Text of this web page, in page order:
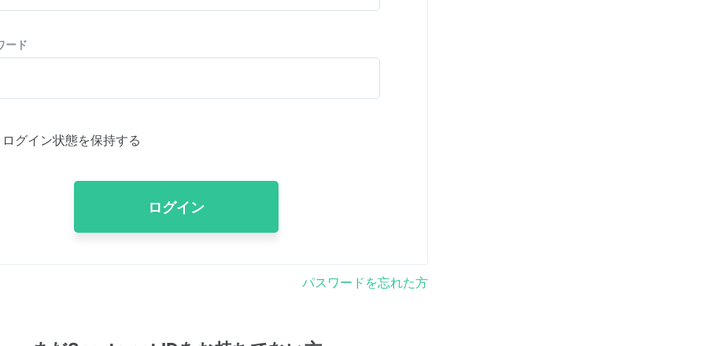
ード
ログイン状態を保持する
ログイン
パスワードを忘れた方